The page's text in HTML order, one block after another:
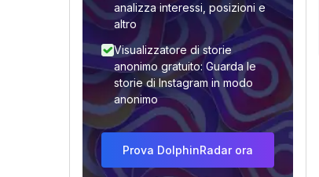
analizza interessi, posizioni e
altro
Visualizzatore di storie
anonimo gratuito: Guarda le
storie di Instagram in modo
anonimo
Prova DolphinRadar ora